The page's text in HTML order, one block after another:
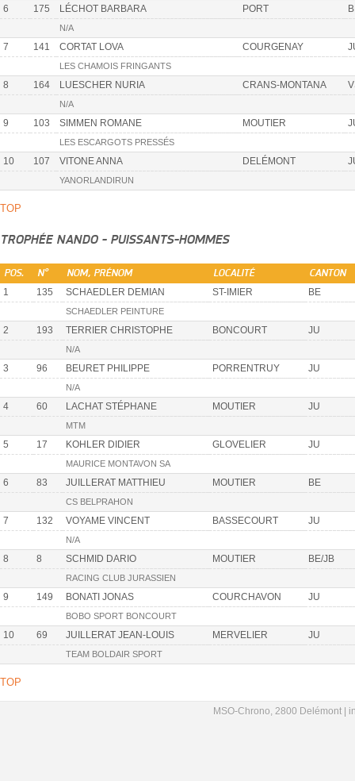
6 175 LÉCHOT BARBARA PORT
N/A
7 141 CORTAT LOVA COURGENAY
LES CHAMOIS FRINGANTS
8 164 LUESCHER NURIA CRANS-MONTANA
N/A
9 103 SIMMEN ROMANE MOUTIER
LES ESCARGOTS PRESSÉS
10 107 VITONE ANNA DELÉMONT
YANORLANDIRUN
TOP
TROPHÉE NANDO - PUISSANTS-HOMMES
POS. N° NOM, PRÉNOM LOCALITÉ CANTON
1 135 SCHAEDLER DEMIAN ST-IMIER BE
SCHAEDLER PEINTURE
2 193 TERRIER CHRISTOPHE BONCOURT JU
N/A
3 96 BEURET PHILIPPE PORRENTRUY JU
N/A
4 60 LACHAT STÉPHANE MOUTIER JU
MTM
5 17 KOHLER DIDIER GLOVELIER JU
MAURICE MONTAVON SA
6 83 JUILLERAT MATTHIEU MOUTIER BE
CS BELPRAHON
7 132 VOYAME VINCENT BASSECOURT JU
N/A
8 8 SCHMID DARIO MOUTIER BE/JB
RACING CLUB JURASSIEN
9 149 BONATI JONAS COURCHAVON JU
BOBO SPORT BONCOURT
10 69 JUILLERAT JEAN-LOUIS MERVELIER JU
TEAM BOLDAIR SPORT
TOP
MSO-Chrono, 2800 Delémont |